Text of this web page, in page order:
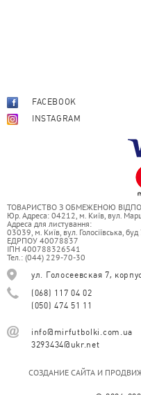
FACEBOOK
INSTAGRAM
ТОВАРИСТВО З ОБМЕЖЕНОЮ
Юр. Адреса: 04212, м. Київ, вул.
Адреса для листування:
03039, м. Київ, вул. Голосіївська,
ЕДРПОУ 40078837
ІПН 400788326541
Тел.: (044) 229-70-30
ул. Голосеевская 7,
(068) 117 04 02
(050) 474 51 11
info@mirfutbolki.com.ua
3293434@ukr.net
СОЗДАНИЕ САЙТА И